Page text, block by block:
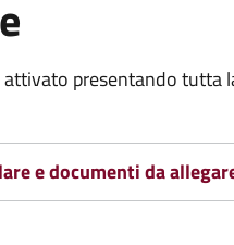
attivato presentando
e documenti da